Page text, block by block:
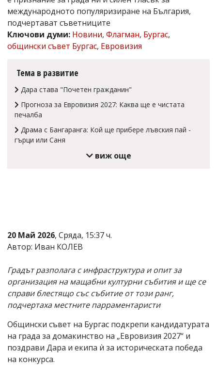
Коментарите
статиите
се
въвеждат
отговорност
Ако
откриете
международното популяризиране на България,
подчертават съветниците
Ключови думи: Новини, Флагман, Бургас,
общински съвет Бургас, Евровизия
Тема в развитие
Дара става "Почетен гражданин"
Прогноза за Евровизия 2027: Каква ще е чистата
печалба
Драма с Бангаранга: Кой ще прибере лъвския пай -
гърци или Саня
виж още
20 Май 2026, Сряда, 15:37 ч.
Автор: Иван КОЛЕВ
Градът разполага с инфраструктура и опит за
организация на мащабни културни събития и ще се
справи блестящо със събитие от този ранг,
подчертаха местните парраментаристи
Общински съвет на Бургас подкрепи кандидатурата
на града за домакинство на „Евровизия 2027“ и
поздрави Дара и екипа ѝ за историческата победа
на конкурса.